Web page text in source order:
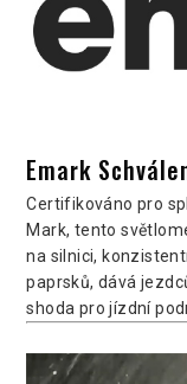
Emark
Certifikováno pro
Mark, tento
na silnici,
paprsků, dává
shoda pro jízdní